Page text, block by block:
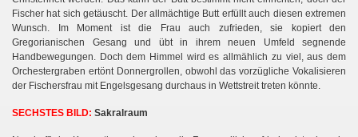
Fischer hat sich getäuscht. Der allmächtige Butt erfüllt auch diesen extremen
Wunsch. Im Moment ist die Frau auch zufrieden, sie kopiert den
Gregorianischen Gesang und übt in ihrem neuen Umfeld segnende
Handbewegungen. Doch dem Himmel wird es allmählich zu viel, aus dem
Orchestergraben ertönt Donnergrollen, obwohl das vorzügliche Vokalisieren
der Fischersfrau mit Engelsgesang durchaus in Wettstreit treten könnte.
SECHSTES BILD: Sakralraum